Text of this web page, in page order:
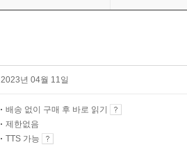
2023년 04월 11일
배송 없이 구매 후 바로 읽기
제한없음
TTS 가능